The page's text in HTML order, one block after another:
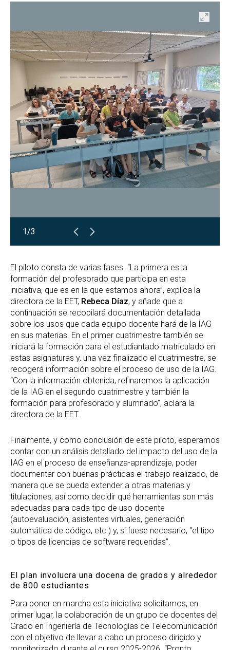
Abrir
1/3
El piloto consta de varias fases. “La primera es la
formación del profesorado que participa en esta
iniciativa, que es en la que estamos ahora”, explica la
directora de la EET, Rebeca Díaz, y añade que a
continuación se recopilará documentación detallada
sobre los usos que cada equipo docente hará de la IAG
en sus materias. En el primer cuatrimestre también se
iniciará la formación para el estudiantado matriculado en
estas asignaturas y, una vez finalizado el cuatrimestre, se
recogerá información sobre el proceso de uso de la IAG.
“Con la información obtenida, refinaremos la aplicación
de la IAG en el segundo cuatrimestre y también la
formación para profesorado y alumnado”, aclara la
directora de la EET.
Finalmente, y como conclusión de este piloto, esperamos
contar con un análisis detallado del impacto del uso de la
IAG en el proceso de enseñanza-aprendizaje, poder
documentar con buenas prácticas el trabajo realizado, de
manera que se pueda extender a otras materias y
titulaciones, así como decidir qué herramientas son más
adecuadas para cada tipo de uso docente
(autoevaluación, asistentes virtuales, generación
automática de código, etc.) y, si fuese necesario, “el tipo
o tipos de licencias de software requeridas”.
El plan involucra una docena de grados y alrededor
de 800 estudiantes
Para poner en marcha esta iniciativa solicitamos, en
primer lugar, la colaboración de un grupo de docentes del
Grado en Ingeniería de Tecnologías de Telecomunicación
con el objetivo de llevar a cabo un proceso dirigido y